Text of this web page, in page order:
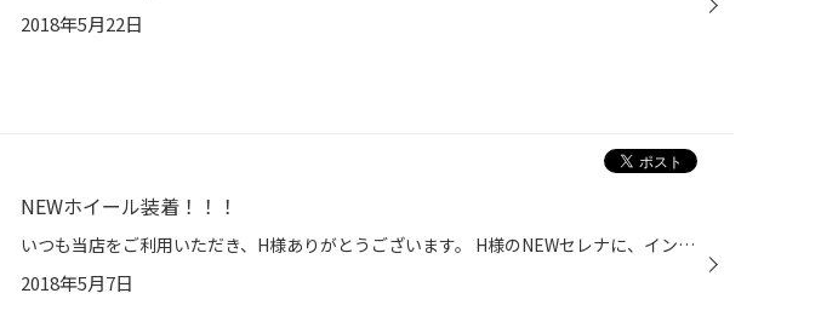
2018年5月22日
NEWホイール装着！！！
いつも当店をご利用いただき、H様ありがとうございます。 H様のNEWセレナに、インチUP＆NEWホイールをご相談をお受けして、 早くも、4ヶ月になり、やっと装着できまして、ひと安心です。 タイヤは レグノGRVII． ホイールは今年新発売の、マルカ 「RMP 025F」 100Km点検での来店お待ちしてます。
2018年5月7日